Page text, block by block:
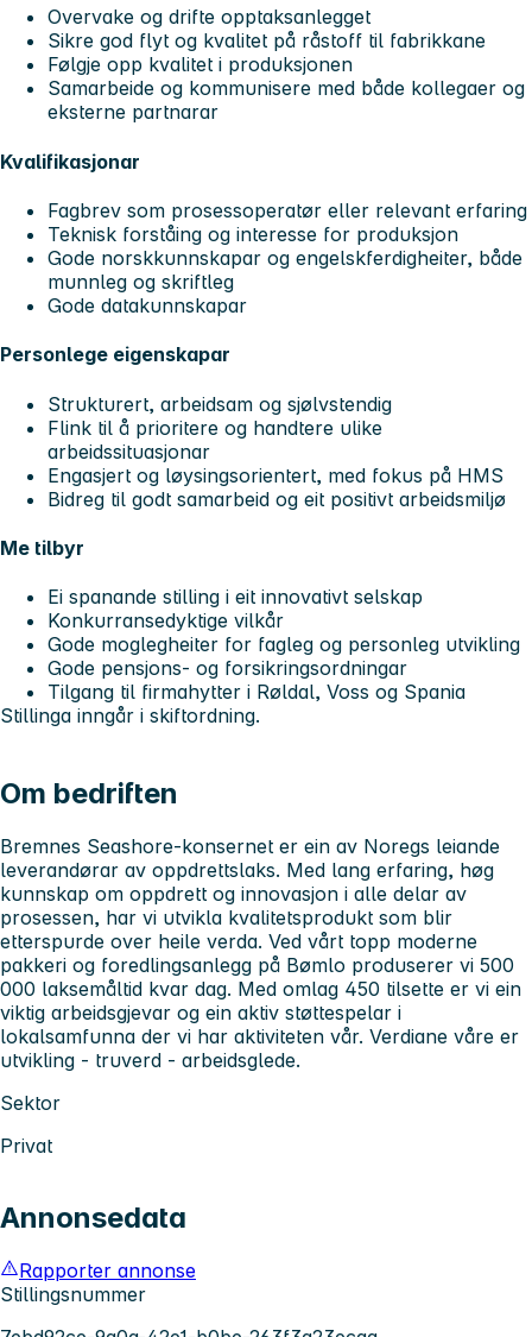
Overvake og drifte opptaksanlegget
Sikre god flyt og kvalitet på råstoff til fabrikkane
Følgje opp kvalitet i produksjonen
Samarbeide og kommunisere med både kollegaer og
eksterne partnarar
Kvalifikasjonar
Fagbrev som prosessoperatør eller relevant erfaring
Teknisk forståing og interesse for produksjon
Gode norskkunnskapar og engelskferdigheiter, både
munnleg og skriftleg
Gode datakunnskapar
Personlege eigenskapar
Strukturert, arbeidsam og sjølvstendig
Flink til å prioritere og handtere ulike
arbeidssituasjonar
Engasjert og løysingsorientert, med fokus på HMS
Bidreg til godt samarbeid og eit positivt arbeidsmiljø
Me tilbyr
Ei spanande stilling i eit innovativt selskap
Konkurransedyktige vilkår
Gode moglegheiter for fagleg og personleg utvikling
Gode pensjons- og forsikringsordningar
Tilgang til firmahytter i Røldal, Voss og Spania
Stillinga inngår i skiftordning.
Om bedriften
Bremnes Seashore-konsernet er ein av Noregs leiande
leverandørar av oppdrettslaks. Med lang erfaring, høg
kunnskap om oppdrett og innovasjon i alle delar av
prosessen, har vi utvikla kvalitetsprodukt som blir
etterspurde over heile verda. Ved vårt topp moderne
pakkeri og foredlingsanlegg på Bømlo produserer vi 500
000 laksemåltid kvar dag. Med omlag 450 tilsette er vi ein
viktig arbeidsgjevar og ein aktiv støttespelar i
lokalsamfunna der vi har aktiviteten vår. Verdiane våre er
utvikling - truverd - arbeidsglede.
Sektor
Privat
Annonsedata
Rapporter annonse
Stillingsnummer